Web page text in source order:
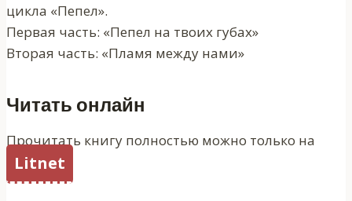
цикла «Пепел».
Первая часть: «Пепел на твоих губах»
Вторая часть: «Пламя между нами»
Читать онлайн
Прочитать книгу полностью можно только на
Litnet